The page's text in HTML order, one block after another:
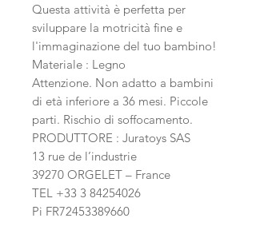
Questa attività è perfetta per
sviluppare la motricità fine e
l'immaginazione del tuo bambino!
Materiale : Legno
Attenzione. Non adatto a bambini
di età inferiore a 36 mesi. Piccole
parti. Rischio di soffocamento.
PRODUTTORE : Juratoys SAS
13 rue de l’industrie
39270 ORGELET – France
TEL +33 3 84254026
Pi FR72453389660